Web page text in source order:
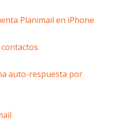
Planimail en iPhone
auto-respuesta por